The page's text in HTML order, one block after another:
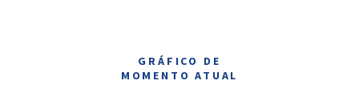
GRÁFICO DE
MOMENTO ATUAL